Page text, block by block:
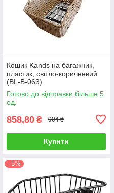
Кошик Kands на багажник,
пластик, світло-коричневий
(BL-B-063)
Готово до відправки більше 5
од.
858,80 ₴ 904 ₴
Купити
–5%